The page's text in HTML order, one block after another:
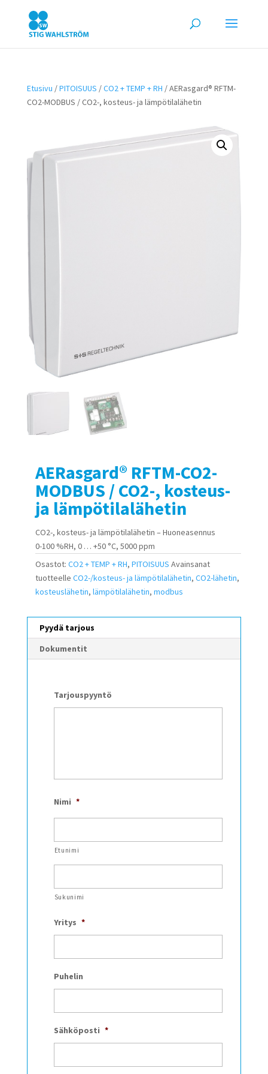
Etusivu /PITOISUUS /CO2 + TEMP + RH / AERasgard® RFTM-
CO2-MODBUS / CO2-, kosteus- ja lämpötilalähetin
AERasgard® RFTM-CO2-
MODBUS / CO2-, kosteus-
ja lämpötilalähetin
CO2-, kosteus- ja lämpötilalähetin – Huoneasennus
0-100 %RH, 0 … +50 °C, 5000 ppm
Osastot: CO2 + TEMP + RH, PITOISUUS Avainsanat
tuotteelle CO2-/kosteus- ja lämpötilalähetin, CO2-lähetin,
kosteuslähetin, lämpötilalähetin, modbus
Pyydä tarjous
Dokumentit
Tarjouspyyntö
Nimi *
Etunimi
Sukunimi
Yritys *
Puhelin
Sähköposti *